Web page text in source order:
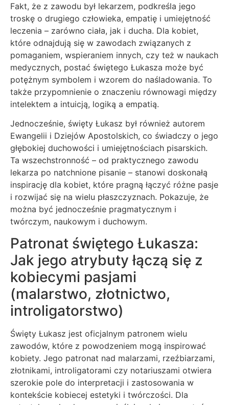
Fakt, że z zawodu był lekarzem, podkreśla jego
troskę o drugiego człowieka, empatię i umiejętność
leczenia – zarówno ciała, jak i ducha. Dla kobiet,
które odnajdują się w zawodach związanych z
pomaganiem, wspieraniem innych, czy też w naukach
medycznych, postać świętego Łukasza może być
potężnym symbolem i wzorem do naśladowania. To
także przypomnienie o znaczeniu równowagi między
intelektem a intuicją, logiką a empatią.
Jednocześnie, święty Łukasz był również autorem
Ewangelii i Dziejów Apostolskich, co świadczy o jego
głębokiej duchowości i umiejętnościach pisarskich.
Ta wszechstronność – od praktycznego zawodu
lekarza po natchnione pisanie – stanowi doskonałą
inspirację dla kobiet, które pragną łączyć różne pasje
i rozwijać się na wielu płaszczyznach. Pokazuje, że
można być jednocześnie pragmatycznym i
twórczym, naukowym i duchowym.
Patronat świętego Łukasza:
Jak jego atrybuty łączą się z
kobiecymi pasjami
(malarstwo, złotnictwo,
introligatorstwo)
Święty Łukasz jest oficjalnym patronem wielu
zawodów, które z powodzeniem mogą inspirować
kobiety. Jego patronat nad malarzami, rzeźbiarzami,
złotnikami, introligatorami czy notariuszami otwiera
szerokie pole do interpretacji i zastosowania w
kontekście kobiecej estetyki i twórczości. Dla